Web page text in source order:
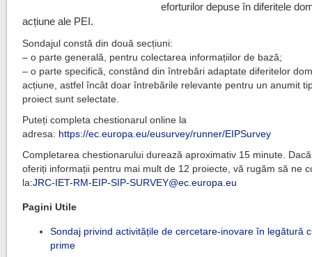
eforturilor depuse în diferitele
acțiune ale PEI.
Sondajul constă din două secțiuni:
– o parte generală, pentru colectarea informațiilor de bază;
– o parte specifică, constând din întrebări adaptate diferitelor
acțiune, astfel încât doar întrebările relevante pentru un anumit
proiect sunt selectate.
Puteți completa chestionarul online la
adresa: https://ec.europa.eu/eusurvey/runner/EIPSurvey
Completarea chestionarului durează aproximativ 15 minute.
oferiți informații pentru mai mult de 12 proiecte, vă rugăm să ne
la:JRC-IET-RM-EIP-SIP-SURVEY@ec.europa.eu
Pagini Utile
Sondaj privind activitățile de cercetare-inovare în legătură
prime